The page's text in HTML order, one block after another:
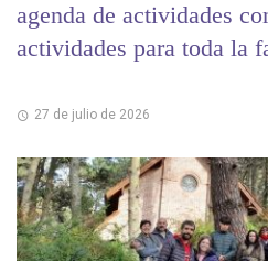
agenda de actividades
actividades para toda la
27 de julio de 2026